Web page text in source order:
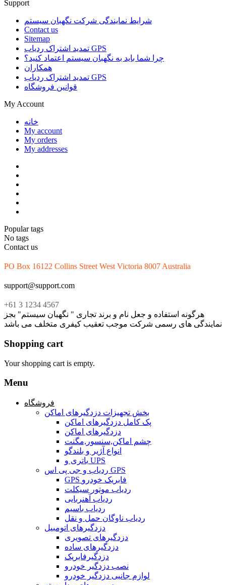
Support
شرایط نمایندگی شرکت نگهبان سیستم
Contact us
Sitemap
تمدید اشتراک ردیاب GPS
چرا شما باید به نگهبان سیستم اعتماد کنید؟
همکاران
تمدید اشتراک ردیاب GPS
قوانین فروشگاه
My Account
خانه
My account
My orders
My addresses
Popular tags
No tags
Contact us
PO Box 16122 Collins Street West Victoria 8007 Australia
support@support.com
+61 3 1234 4567
هرگونه استفاده و جعل نام و برند تجاری " نگهبان سیستم" بجز
نمایندگی های رسمی شرکت موجب تعقیب کیفری متخلف می باشد
Shopping cart
Your shopping cart is empty.
Menu
فروشگاه
بخش تجهیزات دزدگیرهای اماکن
پک کامل دزدگیرهای اماکن
دزدگیرهای اماکن
چشم اماکن,سنسور,مگنت
انواع آژیر و بلندگو
باتری و UPS
ردیاب و جی پی اس GPS
GPS فابریک خودرو
ردیاب موتور سیکلت
ردیاب آهنربایی
ردیاب باسیم
ردیاب ناوگان حمل و نقل
دزدگیرهای اتومبیل
دزدگیرهای تصویری
دزدگیرهای ساده
دزدگیرفابریک
نصب دزدگیر خودرو
لوازم جانبی دزدگیر خودرو